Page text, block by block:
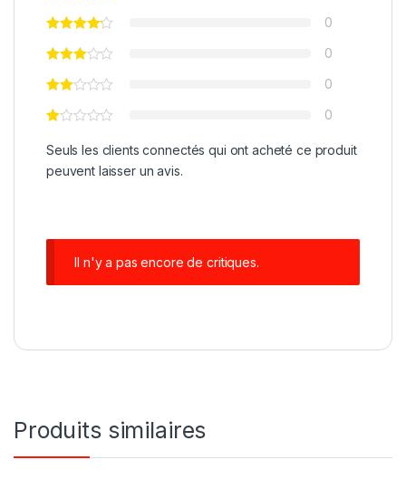
0
0
0
0
Seuls les clients connectés qui ont acheté ce produit
peuvent laisser un avis.
Il n'y a pas encore de critiques.
Produits similaires